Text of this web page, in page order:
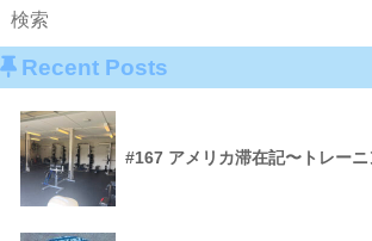
Recent Posts
#167 アメリカ滞在記〜トレー